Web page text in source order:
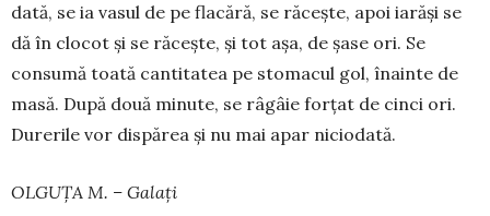
dată, se ia vasul de pe flacără, se răcește, apoi iarăși se
dă în clocot și se răcește, și tot așa, de șase ori. Se
consumă toată cantitatea pe sto­macul gol, înainte de
masă. După două minute, se râgâie forțat de cinci ori.
Durerile vor dispărea și nu mai apar niciodată.
OLGUȚA M. – Galați